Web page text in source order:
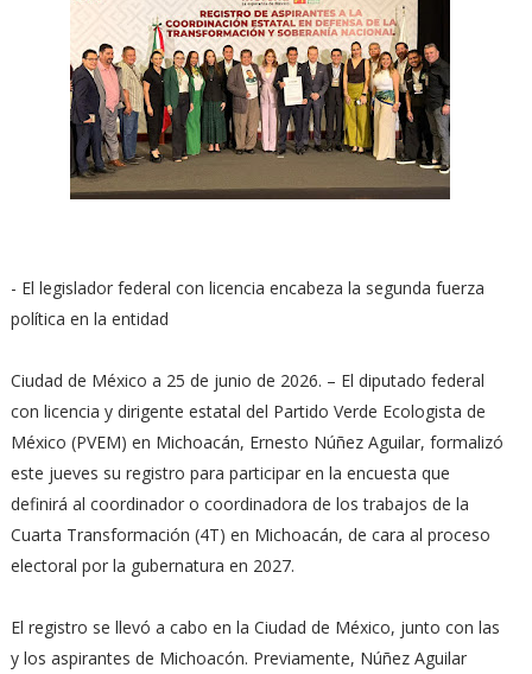
- El legislador federal con licencia encabeza la segunda fuerza
política en la entidad
Ciudad de México a 25 de junio de 2026. – El diputado federal
con licencia y dirigente estatal del Partido Verde Ecologista de
México (PVEM) en Michoacán, Ernesto Núñez Aguilar, formalizó
este jueves su registro para participar en la encuesta que
definirá al coordinador o coordinadora de los trabajos de la
Cuarta Transformación (4T) en Michoacán, de cara al proceso
electoral por la gubernatura en 2027.
El registro se llevó a cabo en la Ciudad de México, junto con las
y los aspirantes de Michoacón. Previamente, Núñez Aguilar